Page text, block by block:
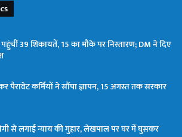
39 शिकायतें, 15 का मौके पर निस्तारण; DM ने दिए
पैरावेट कर्मियों ने सौंपा ज्ञापन, 15 अगस्त तक सरकार
से लगाई न्याय की गुहार, लेखपाल पर घर में घुसकर